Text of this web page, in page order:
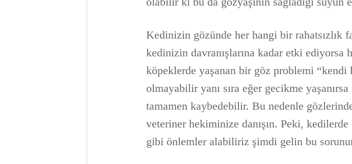
Kedinizin gözünde her hangi bir rahatsızlık
kedinizin davranışlarına kadar etki
köpeklerde yaşanan bir göz problemi
olmayabilir yanı sıra eğer gecikme
tamamen kaybedebilir. Bu nedenle
veteriner hekiminize danışın. Peki, kedilerde
gibi önlemler alabiliriz şimdi gelin bu